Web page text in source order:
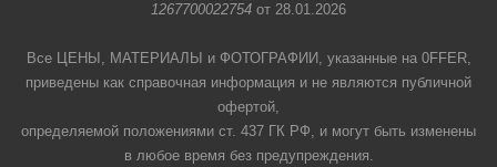
1267700022754 от 28.01.2026
Все ЦЕНЫ, МАТЕРИАЛЫ и ФОТОГРАФИИ, указанные на 0FFER,
приведены как справочная информация и не являются публичной
офертой,
определяемой положениями ст. 437 ГК РФ, и могут быть изменены
в любое время без предупреждения.